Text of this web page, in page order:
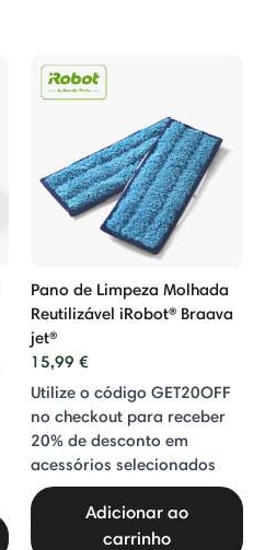
Pano de Limpeza Molhada
Reutilizável iRobot® Braava
jet®
15,99 €
Utilize o código GET20OFF
no checkout para receber
20% de desconto em
acessórios selecionados
Adicionar ao
carrinho